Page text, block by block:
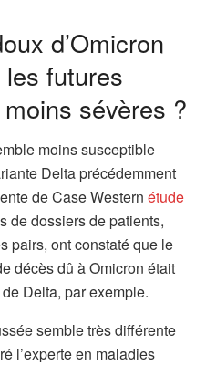
d’Omicron
futures
sévères ?
moins susceptible
Delta précédemment
de Case Western étude
de dossiers de patients,
pairs, ont constaté que le
décès dû à Omicron était
Delta, par exemple.
semble très différente
l’experte en maladies